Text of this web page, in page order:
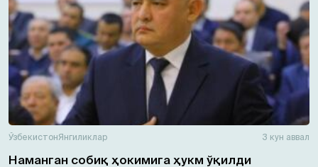
ЎзбекистонЯнгиликлар 3 кун аввал
Наманган собиқ ҳокимига ҳукм ўқилди